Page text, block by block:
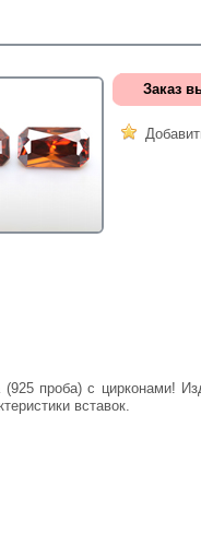
Заказ
вставок.